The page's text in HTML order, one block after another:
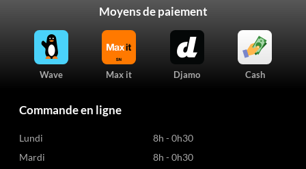
Moyens de paiement
Wave Max it Djamo Cash
Commande en ligne
Lundi
8h - 0h30
Mardi
8h - 0h30